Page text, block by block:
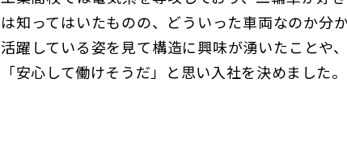
は知ってはいたものの、どういった車両なのか分
活躍している姿を見て構造に興味が湧いたことや
「安心して働けそうだ」と思い入社を決めました。